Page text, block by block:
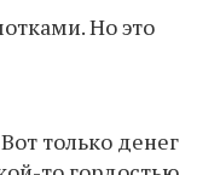
Но это
только денег